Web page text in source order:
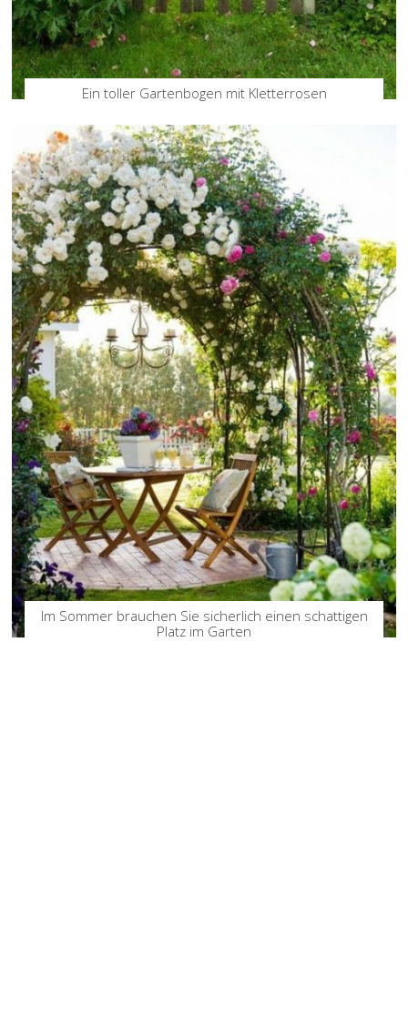
Ein toller Gartenbogen mit Kletterrosen
Im Sommer brauchen Sie sicherlich einen schattigen
Platz im Garten